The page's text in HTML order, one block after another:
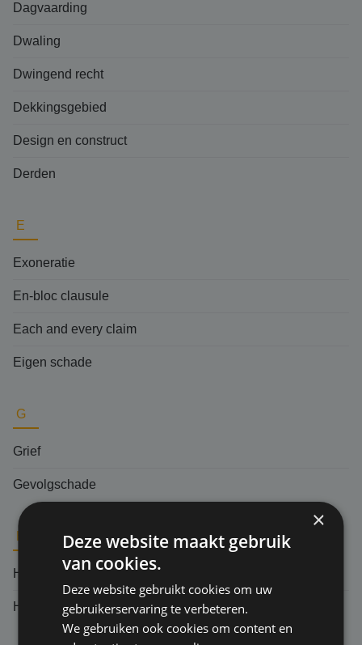
Dagvaarding
Dwaling
Dwingend recht
Dekkingsgebied
Design en construct
Derden
E
Exoneratie
En-bloc clausule
Each and every claim
Eigen schade
G
Grief
Gevolgschade
Herverzekering
Hoger beroep
×
Deze website maakt gebruik
van cookies.
Deze website gebruikt cookies om uw
gebruikerservaring te verbeteren.
We gebruiken ook cookies om content en